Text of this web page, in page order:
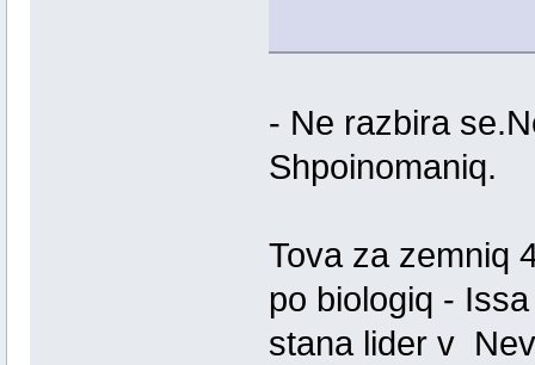
- Ne razbira
Shpoinomaniq.
Tova za zemniq
po biologiq -
stana lider v